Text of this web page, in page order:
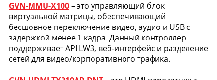
GVN-MMU-X100– это управляющий блок
виртуальной матрицы, обеспечивающий
бесшовное переключение видео, аудио и USB с
задержкой менее 1 кадра. Данный контроллер
поддерживает API LW3, веб-интерфейс и разделение
сетей для видео/корпоративного трафика.